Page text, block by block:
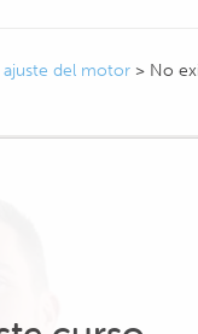
del motor > No